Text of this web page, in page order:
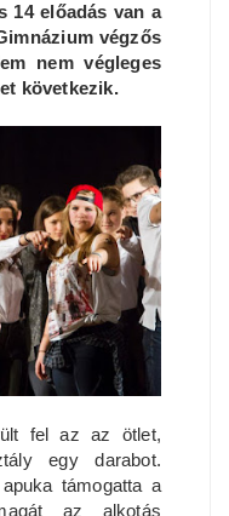
14 előadás van a
végzős
nem végleges
következik.
fel az az ötlet,
egy darabot.
támogatta a
az alkotás